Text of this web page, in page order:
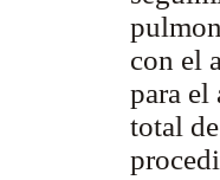
con el
para el
total